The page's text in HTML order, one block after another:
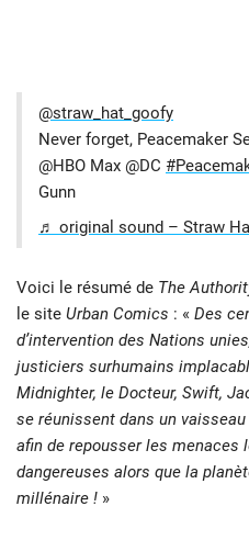
@straw_hat_goofy
Never forget, Peacemaker
@HBO Max @DC
Gunn
♬ original sound – Straw
Voici le résumé de The
le site Urban Comics : « Des
d’intervention des Nations
justiciers surhumains
Midnighter, le Docteur, Swift,
se réunissent dans un
afin de repousser les menaces
dangereuses alors que la
millénaire ! »